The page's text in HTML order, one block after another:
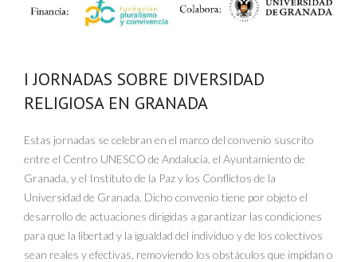
I JORNADAS SOBRE DIVERSIDAD
RELIGIOSA EN GRANADA
Estas jornadas se celebran en el marco del convenio suscrito
entre el Centro UNESCO de Andalucía, el Ayuntamiento de
Granada, y el Instituto de la Paz y los Conflictos de la
Universidad de Granada. Dicho convenio tiene por objeto el
desarrollo de actuaciones dirigidas a garantizar las condiciones
para que la libertad y la igualdad del individuo y de los colectivos
sean reales y efectivas, removiendo los obstáculos que impidan o